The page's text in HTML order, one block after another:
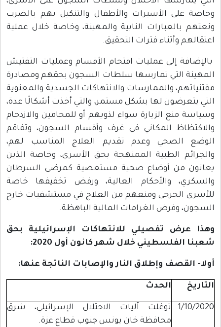
وخاصة على الأسيرات والأطفال والتنكيل بهم بالضرب
ونعتهم بالعبارات النابية والمهينة، وخاصة خلال عملية
اعتقالهم وأثناء فترات التحقيق.
بالإضافة إلى عمليات اقتحام الأقسام وعمليات التفتيش
المهينة التي تمارسها سلطات السجون بحقهم ومصادرة
مقتنياتهم، والممارسات والانتهاكات الجسدية والمعنوية
التي يتعرضون لها بشكل مستمر، والتي أخذت أشكالًا عدة،
وسياسة منع الزيارة سواء لذويهم أو للمحامين والازدحام
والاكتظاظ المكاني في غرف وأقسام السجون، وتفاقم
الوضع الصحي وعدم تقديم العلاج المناسب لهم،
والجرائم الطبية الممنهجة بحق الأسرى، وخاصة الذين
يعانون من أوضاع صحية مستعصية كمرضى السرطان
والسكري، والأحكام العالية، ورفض تخفيفها خاصة
للأسرى الجرحى ومنعهم من العلاج في مستشفيات خارج
السجون، وفرض الغرامات المالية الباهظة.
وهذا عرض تفصيلي للانتهاكات الإسرائيلية بحق
شعبنا الفلسطيني خلال شهركانون أول
أولا- القصف وإطلاق النار والإصابات الناتجة عنها:
التاريخ الحدث
1/10/2020
توغلت آليات الاحتلال الإسرائيلي، شرق
محافظة خان يونس جنوب قطاع غزة.